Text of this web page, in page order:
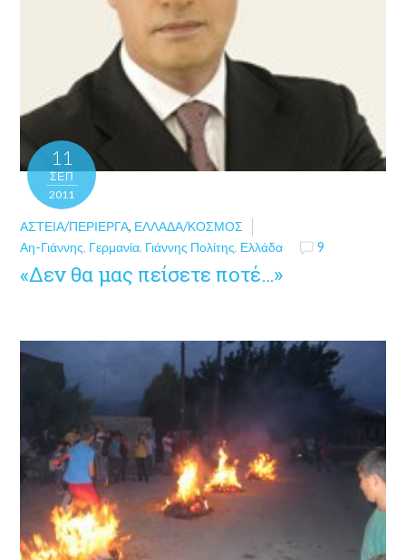
11
ΣΕΠ
2011
ΑΣΤΕΊΑ/ΠΕΡΊΕΡΓΑ, ΕΛΛΆΔΑ/ΚΌΣΜΟΣ
Αη-Γιάννης, Γερμανία, Γιάννης Πολίτης, Ελλάδα 9
«Δεν θα μας πείσετε ποτέ…»